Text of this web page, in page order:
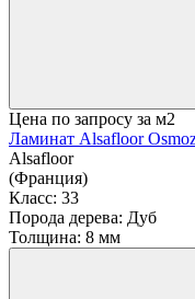
Цена по запросу за м2
Ламинат Alsafloor
Alsafloor
(Франция)
Класс: 33
Порода дерева: Дуб
Толщина: 8 мм